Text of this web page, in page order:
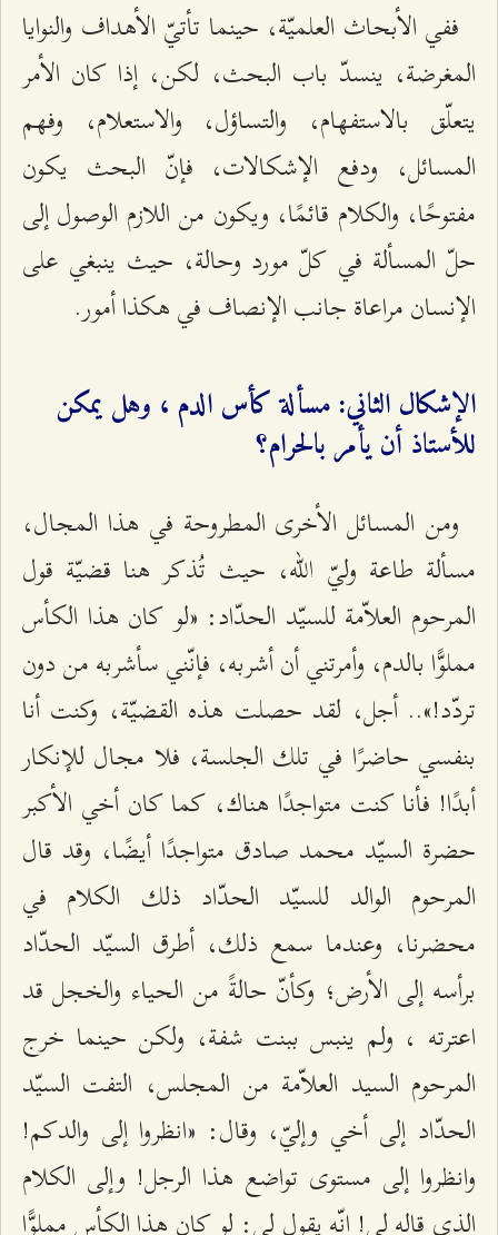
ففي الأبحاث العلميّة، حينما تأتيّ الأهداف والنوايا
المغرضة، ينسدّ باب البحث، لكن، إذا كان الأمر
يتعلّق بالاستفهام، والتساؤل، والاستعلام، وفهم
المسائل، ودفع الإشكالات، فإنّ البحث يكون
مفتوحًا، والكلام قائمًا، ويكون من اللازم الوصول إلى
حلّ المسألة في كلّ مورد وحالة، حيث ينبغي على
الإنسان مراعاة جانب الإنصاف في هكذا أمور.
الإشكال الثاني: مسألة كأس الدم ، وهل يمكن
للأستاذ أن يأمر بالحرام؟
ومن المسائل الأخرى المطروحة في هذا المجال،
مسألة طاعة وليّ الله، حيث تُذكر هنا قضيّة قول
المرحوم العلاّمة للسيّد الحدّاد: «لو كان هذا الكأس
مملوًّا بالدم، وأمرتني أن أشربه، فإنّني سأشربه من دون
تردّد!».. أجل، لقد حصلت هذه القضيّة، وكنت أنا
بنفسي حاضرًا في تلك الجلسة، فلا مجال للإنكار
أبدًا! فأنا كنت متواجدًا هناك، كما كان أخي الأكبر
حضرة السيّد محمد صادق متواجدًا أيضًا، وقد قال
المرحوم الوالد للسيّد الحدّاد ذلك الكلام في
محضرنا، وعندما سمع ذلك، أطرق السيّد الحدّاد
برأسه إلى الأرض؛ وكأنّ حالةً من الحياء والخجل قد
اعترته ، ولم ينبس ببنت شفة، ولكن حينما خرج
المرحوم السيد العلاّمة من المجلس، التفت السيّد
الحدّاد إلى أخي وإليّ، وقال: «انظروا إلى والدكم!
وانظروا إلى مستوى تواضع هذا الرجل! وإلى الكلام
الذي قاله لي! إنّه يقول لي: لو كان هذا الكأس مملوًّا